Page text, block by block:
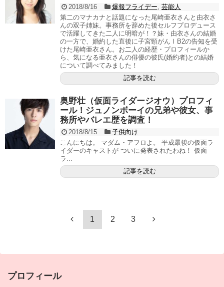
2018/8/16 爆報フライデー 芸能人
第二のマナカナと話題になった尾崎亜衣さんと由衣さ
んの双子姉妹。事務所を辞めた後セルフプロデュース
で活躍してきた二人に明暗が！？妹・由衣さんの結婚
の一方で、婚約した直後に子宮頸がんⅠB2の告知を受
けた尾崎亜衣さん。お二人の経歴・プロフィールか
ら、気になる亜衣さんの俳優の彼氏(婚約者)との結婚
について調べてみました！
記事を読む
奥野壮（仮面ライダージオウ）プロフィ
ール！ジュノンボーイの兄弟や彼女、事
務所やバレエ歴を調査！
2018/8/15
子供向け
こんにちは。 マダム・アフロよ。 平成最後の仮面ラ
イダーのキャストが ついに発表されたわね！ 仮面
ラ...
記事を読む
1 2 3
プロフィール